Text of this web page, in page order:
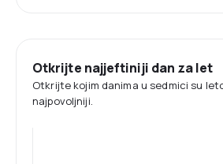
Otkrijte najjeftiniji dan za let
Otkrijte kojim danima u sedmici su
najpovoljniji.